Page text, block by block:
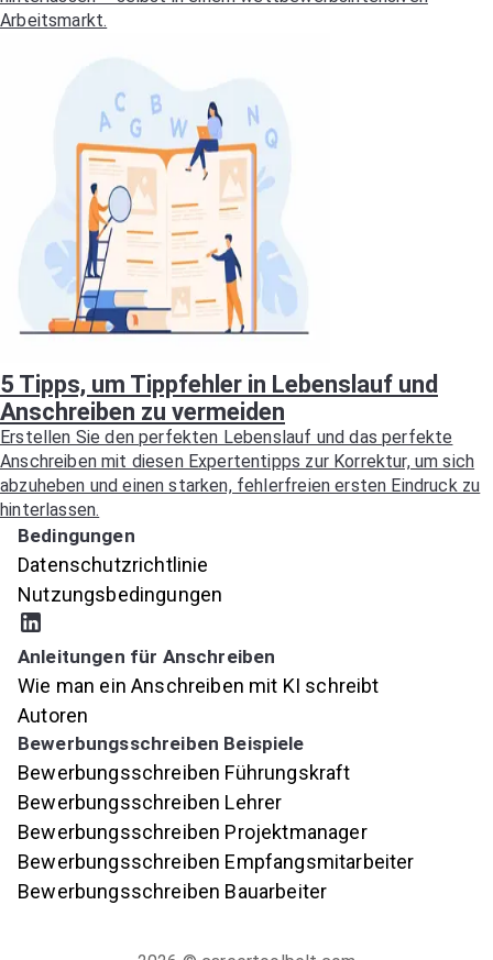
Arbeitsmarkt.
5 Tipps, um Tippfehler in Lebenslauf und
Anschreiben zu vermeiden
Erstellen Sie den perfekten Lebenslauf und das perfekte
Anschreiben mit diesen Expertentipps zur Korrektur, um sich
abzuheben und einen starken, fehlerfreien ersten Eindruck zu
hinterlassen.
Bedingungen
Datenschutzrichtlinie
Nutzungsbedingungen
Anleitungen für Anschreiben
Wie man ein Anschreiben mit KI schreibt
Autoren
Bewerbungsschreiben Beispiele
Bewerbungsschreiben Führungskraft
Bewerbungsschreiben Lehrer
Bewerbungsschreiben Projektmanager
Bewerbungsschreiben Empfangsmitarbeiter
Bewerbungsschreiben Bauarbeiter